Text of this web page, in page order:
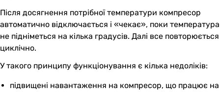
Після досягнення потрібної температури компресор
автоматично відключається і «чекає», поки температура
не підніметься на кілька градусів. Далі все повторюється
циклічно.
У такого принципу функціонування є кілька недоліків:
підвищені навантаження на компресор, що працює на